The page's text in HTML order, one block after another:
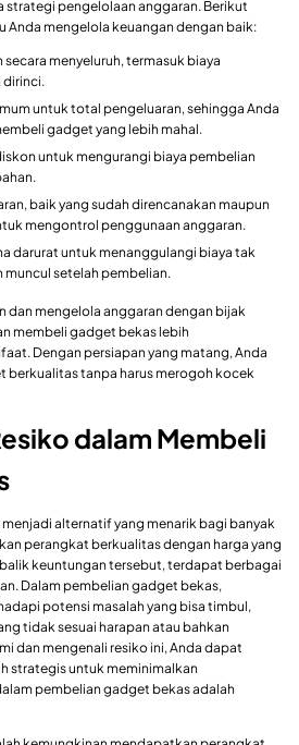
strategi pengelolaan anggaran. Berikut
Anda mengelola keuangan dengan baik:
menyeluruh, termasuk biaya
dirinci.
untuk total pengeluaran, sehingga Anda
gadget yang lebih mahal.
untuk mengurangi biaya pembelian
baik yang sudah direncanakan maupun
mengontrol penggunaan anggaran.
darurat untuk menanggulangi biaya tak
setelah pembelian.
dan mengelola anggaran dengan bijak
membeli gadget bekas lebih
Dengan persiapan yang matang, Anda
tanpa harus merogoh kocek
dalam Membeli
alternatif yang menarik bagi banyak
perangkat berkualitas dengan harga yang
keuntungan tersebut, terdapat berbagai
Dalam pembelian gadget bekas,
potensi masalah yang bisa timbul,
tidak sesuai harapan atau bahkan
dan mengenali resiko ini, Anda dapat
strategis untuk meminimalkan
pembelian gadget bekas adalah